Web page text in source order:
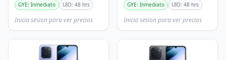
GYE: Inmediato UIO: 48 hrs
Inicia sesion para ver precios
GYE: Inmediato UIO: 48 hrs
Inicia sesion para ver precios